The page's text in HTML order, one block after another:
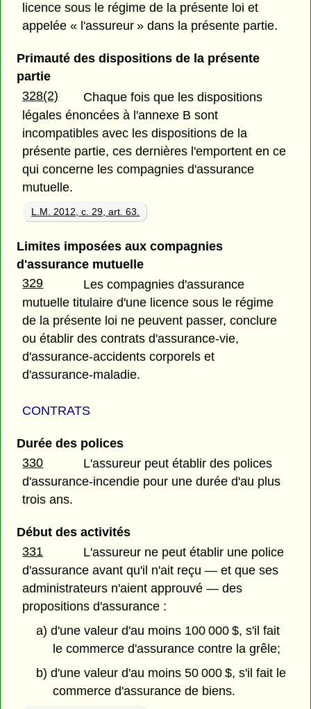
licence sous le régime de la présente loi et
appelée « l'assureur » dans la présente partie.
Primauté des dispositions de la présente
partie
328(2)
Chaque fois que les dispositions
légales énoncées à l'annexe B sont
incompatibles avec les dispositions de la
présente partie, ces dernières l'emportent en ce
qui concerne les compagnies d'assurance
mutuelle.
L.M. 2012, c. 29, art. 63.
Limites imposées aux compagnies
d'assurance mutuelle
329
Les compagnies d'assurance
mutuelle titulaire d'une licence sous le régime
de la présente loi ne peuvent passer, conclure
ou établir des contrats d'assurance-vie,
d'assurance-accidents corporels et
d'assurance-maladie.
CONTRATS
Durée des polices
330
L'assureur peut établir des polices
d'assurance-incendie pour une durée d'au plus
trois ans.
Début des activités
331
L'assureur ne peut établir une police
d'assurance avant qu'il n'ait reçu — et que ses
administrateurs n'aient approuvé — des
propositions d'assurance :
a) d'une valeur d'au moins 100 000 $, s'il fait
le commerce d'assurance contre la grêle;
b) d'une valeur d'au moins 50 000 $, s'il fait le
commerce d'assurance de biens.